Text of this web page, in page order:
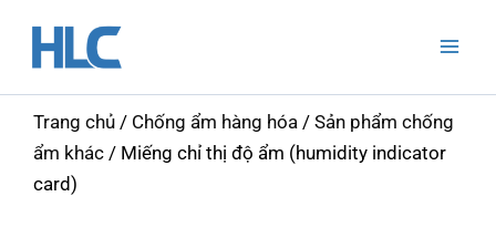
Trang chủ / Chống ẩm hàng hóa / Sản phẩm chống
ẩm khác / Miếng chỉ thị độ ẩm (humidity indicator
card)